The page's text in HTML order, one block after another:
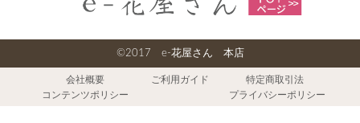
©2017 e-花屋さん 本店
会社概要 ご利用ガイド
特定商取引法
コンテンツポリシー
プライバシーポリシー